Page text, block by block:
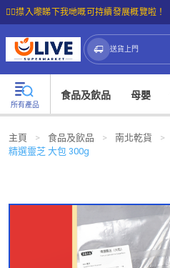
☝🏼㩒入嚟睇下我哋嘅可持續發展概覽啦！
送貨上門
所有產品
食品及飲品 母嬰
主頁 > 食品及飲品 > 南北乾貨 >
精選靈芝 大包 300g